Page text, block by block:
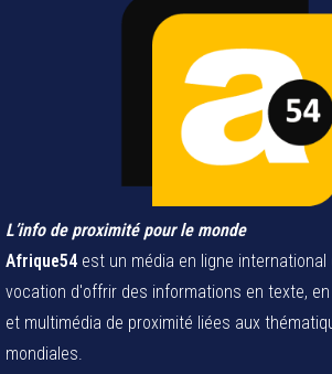
L’info de proximité pour le monde
Afrique54 est un média en ligne international
vocation d'offrir des informations en texte, en
et multimédia de proximité liées aux
mondiales.